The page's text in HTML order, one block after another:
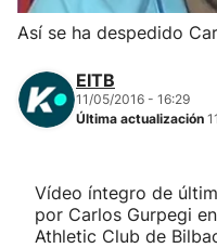
Balonmano
Kirolak 360
Carreras de montaña
Así se ha despedido
EITB
11/05/2016 - 16:29
Última actualización
Vídeo íntegro de
por Carlos Gurpegi
Athletic Club de